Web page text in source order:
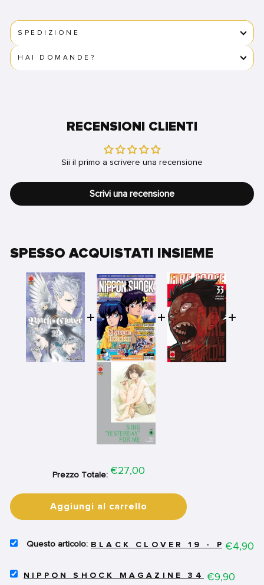
SPEDIZIONE
HAI DOMANDE?
RECENSIONI CLIENTI
Sii il primo a scrivere una recensione
Scrivi una recensione
SPESSO ACQUISTATI INSIEME
Prezzo Totale: Price
€27,00
Aggiungi al carrello
SELECT
19
BLACK CLOVER 19 - PRIMA
Price
€4,90
SELECT
NIPPON SHOCK MAGAZINE 34 Price
€9,90